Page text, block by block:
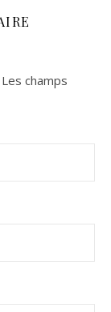
Les champs